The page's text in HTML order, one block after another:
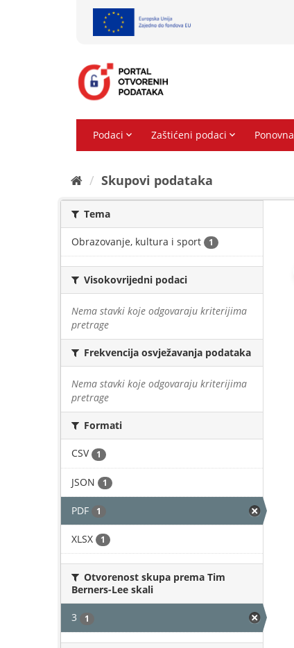
Skupovi podаtаkа
Tema
Obrazovanje, kultura i sport 1
Visokovrijedni podaci
Nema stavki koje odgovaraju kriterijima
pretrage
Frekvencija osvježavanja podataka
Nema stavki koje odgovaraju kriterijima
pretrage
Formati
CSV 1
JSON 1
PDF 1
XLSX 1
Otvorenost skupa prema Tim
Berners-Lee skali
3 1